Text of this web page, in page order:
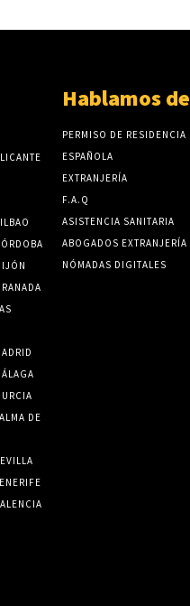
DE
Hablamos de
PERMISO DE RESIDENCIA
ESPAÑOLA
EXTRANJERÍA
F.A.Q
ASISTENCIA SANITARIA
ABOGADOS EXTRANJERÍA
NÓMADAS DIGITALES